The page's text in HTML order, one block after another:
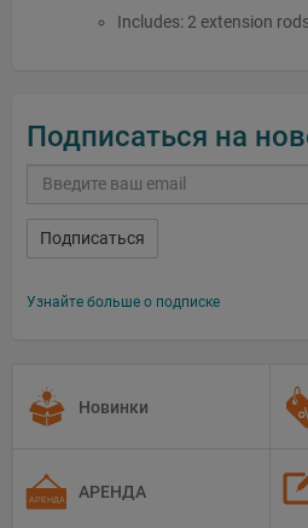
Includes: 2 extension
Подписаться на
Подписаться
Узнайте больше о подписке
Новинки
АРЕНДА